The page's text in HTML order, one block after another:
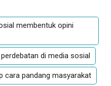
membentuk opini
di media sosial
cara pandang masyarakat